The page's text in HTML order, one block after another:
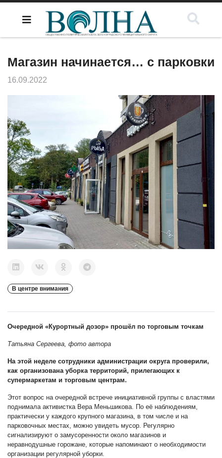
Магазин начинается… с парковки
16.09.2022
В центре внимания
Очередной «Курортный дозор» прошёл по торговым точкам
Татьяна Сергеева, фото автора
На этой неделе сотрудники администрации округа проверили,
как организована уборка территорий, прилегающих к
супермаркетам и торговым центрам.
Этот вопрос на очередной встрече инициативной группы с властями
поднимала активистка Вера Меньшикова. По её наблюдениям,
практически у каждого крупного магазина, в том числе и на
парковочных местах, можно увидеть мусор. Регулярно
сигнализируют о замусоренности около магазинов и
неравнодушные горожане, которые напоминают о необходимости
организации регулярной уборки.